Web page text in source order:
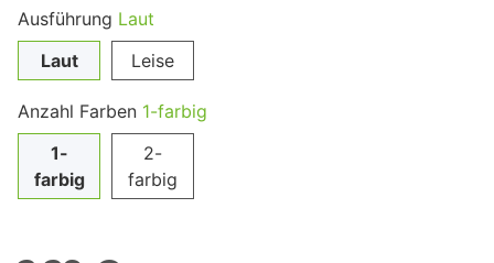
Ausführung Laut
Laut
Leise
Anzahl Farben 1-farbig
1-
farbig
2-
farbig